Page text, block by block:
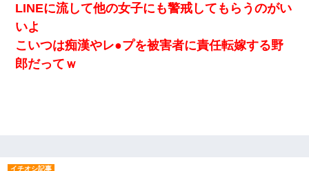
LINEに流して他の女子にも警戒してもらうのがい
いよ
こいつは痴漢やレ●プを被害者に責任転嫁する野
郎だってｗ